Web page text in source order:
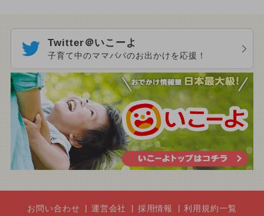
Twitter＠いこーよ
子育て中のママパパのお出かけを応援！
お問い合わせ 運営会社 採用情報 利用規約一覧